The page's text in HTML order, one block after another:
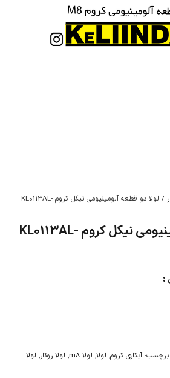
/ لولا دو قطعه آلومینیومی نیکل کروم KL0113AL-
لولا دو قطعه آلومینیومی نیکل کروم KL0113AL-
:
برچسب:آبکاری کروم, لولا, لولا m8 , لولا روکار, لولا